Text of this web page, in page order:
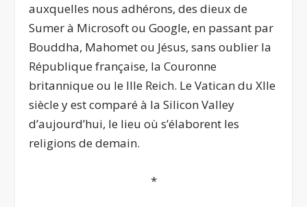
auxquelles nous adhérons, des dieux de
Sumer à Microsoft ou Google, en passant par
Bouddha, Mahomet ou Jésus, sans oublier la
République française, la Couronne
britannique ou le IIIe Reich. Le Vatican du XIIe
siècle y est comparé à la Silicon Valley
d’aujourd’hui, le lieu où s’élaborent les
religions de demain.
*